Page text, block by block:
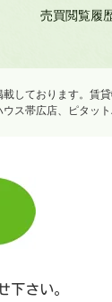
売買閲覧履
しております。賃
ス帯広店、ピタッ
下さい。